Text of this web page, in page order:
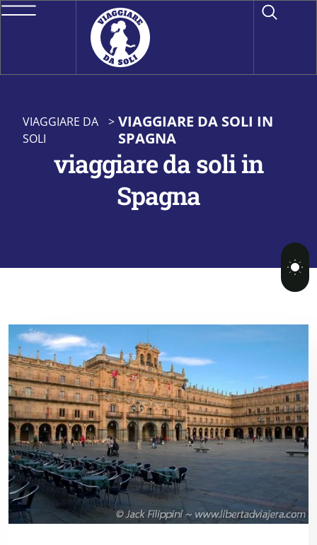
VIAGGIARE DA
SOLI
> VIAGGIARE DA SOLI IN
SPAGNA
viaggiare da soli in
Spagna